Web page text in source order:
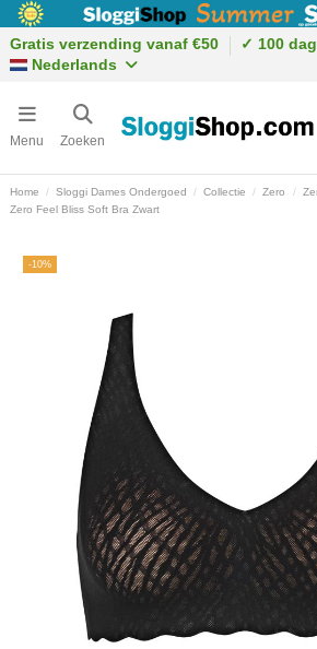
Gratis verzending vanaf €50
✓ 100
Nederlands
Menu Zoeken
Home Sloggi Dames Ondergoed Collectie Zero
Zero Feel Bliss Soft Bra Zwart
-10%